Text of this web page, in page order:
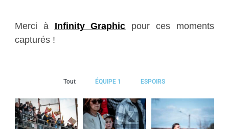
Merci à Infinity Graphic
pour ces moments
capturés !
Tout ÉQUIPE 1 ESPOIRS